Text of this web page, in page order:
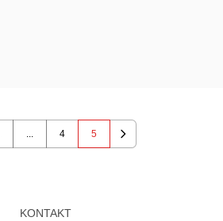
... 4 5
Next
KONTAKT